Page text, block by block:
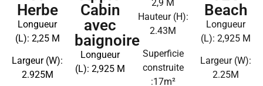
Herbe
Longueur
(L): 2,25 M
Largeur (W):
2.925M
Cabin
avec
baignoire
Longueur
(L): 2,925 M
2,9 M
Hauteur (H):
2.43M
Superficie
construite
:17m²
Beach
Longueur
(L): 2,925 M
Largeur (W):
2.25M